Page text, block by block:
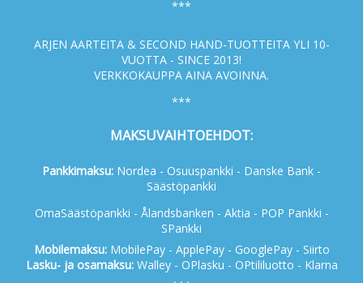
***
ARJEN AARTEITA & SECOND HAND-TUOTTEITA YLI 10-
VUOTTA - SINCE 2013!
VERKKOKAUPPA AINA AVOINNA.
***
MAKSUVAIHTOEHDOT:
Pankkimaksu: Nordea - Osuuspankki - Danske Bank -
Säästöpankki
OmaSäästöpankki - Ålandsbanken - Aktia - POP Pankki -
SPankki
Mobilemaksu:MobilePay - ApplePay - GooglePay - Siirto
Lasku- ja osamaksu:Walley - OPlasku - OPtililuotto - Klarna